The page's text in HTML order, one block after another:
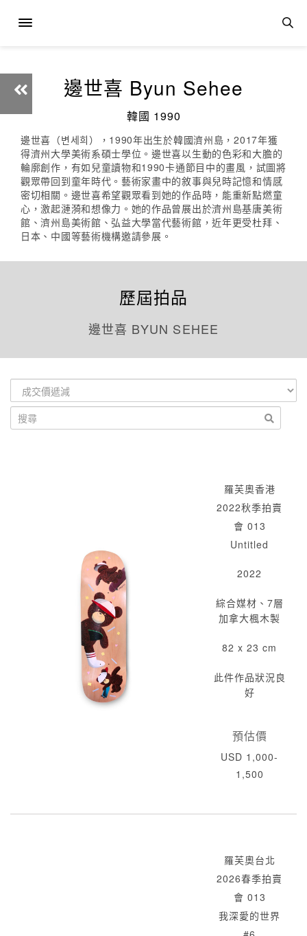
邊世喜 Byun Sehee
韓國 1990
邊世喜（변세희），1990年出生於韓國濟州島，2017年獲
得濟州大學美術系碩士學位。邊世喜以生動的色彩和大膽的
輪廓創作，有如兒童讀物和1990卡通節目中的畫風，試圖將
觀眾帶回到童年時代。藝術家畫中的敘事與兒時記憶和情感
密切相關。邊世喜希望觀眾看到她的作品時，能重新點燃童
心，激起漣漪和想像力。她的作品曾展出於濟州島基唐美術
館、濟州島美術館、弘益大學當代藝術館，近年更受杜拜、
日本、中國等藝術機構邀請參展。
歷屆拍品
邊世喜 BYUN SEHEE
羅芙奧香港
2022秋季拍賣
會 013
Untitled
2022
綜合媒材、7層
加拿大楓木製
82 x 23 cm
此件作品狀況良
好
預估價
USD 1,000-
1,500
羅芙奧台北
2026春季拍賣
會 013
我深愛的世界